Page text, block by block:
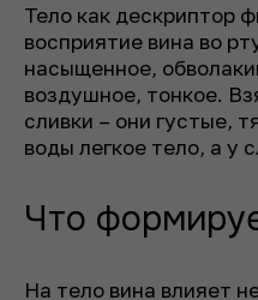
Тело как дескриптор
восприятие вина во
насыщенное,
воздушное, тонкое.
сливки – они густые,
воды легкое тело, а у
Что
На тело вина влияет